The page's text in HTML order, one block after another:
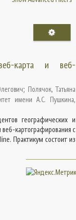
карта и веб-
; Полячок, Татьяна
имени А.С. Пушкина,
географических и
картографирования с
Практикум состоит из